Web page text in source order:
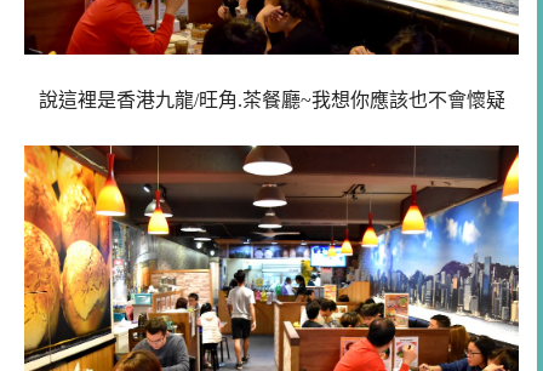
說這裡是香港九龍/旺角.茶餐廳~我想你應該也不會懷疑